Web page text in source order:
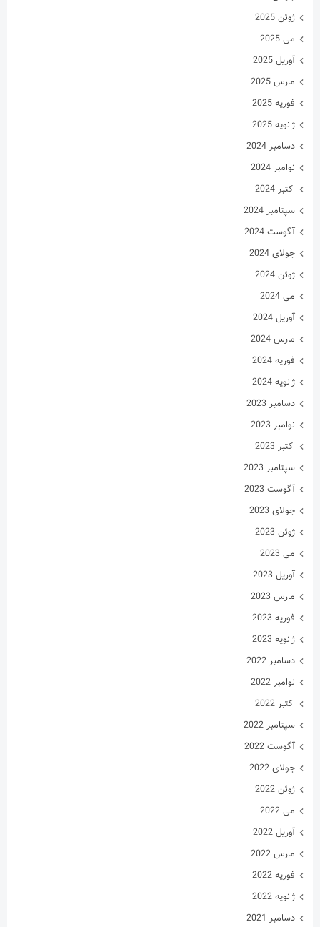
ژوئن 2025
می 2025
آوریل 2025
مارس 2025
فوریه 2025
ژانویه 2025
دسامبر 2024
نوامبر 2024
اکتبر 2024
سپتامبر 2024
آگوست 2024
جولای 2024
ژوئن 2024
می 2024
آوریل 2024
مارس 2024
فوریه 2024
ژانویه 2024
دسامبر 2023
نوامبر 2023
اکتبر 2023
سپتامبر 2023
آگوست 2023
جولای 2023
ژوئن 2023
می 2023
آوریل 2023
مارس 2023
فوریه 2023
ژانویه 2023
دسامبر 2022
نوامبر 2022
اکتبر 2022
سپتامبر 2022
آگوست 2022
جولای 2022
ژوئن 2022
می 2022
آوریل 2022
مارس 2022
فوریه 2022
ژانویه 2022
دسامبر 2021